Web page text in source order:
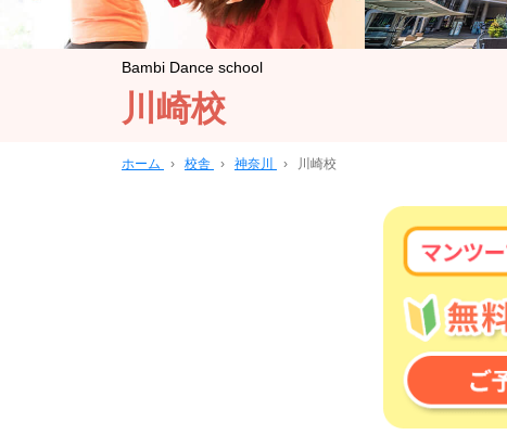
Bambi Dance school
川崎校
ホーム › 校舎 › 神奈川 › 川崎校